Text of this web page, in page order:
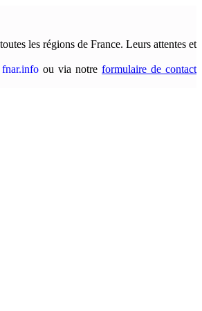
les régions de France. Leurs attentes et
ou via notre formulaire de contact